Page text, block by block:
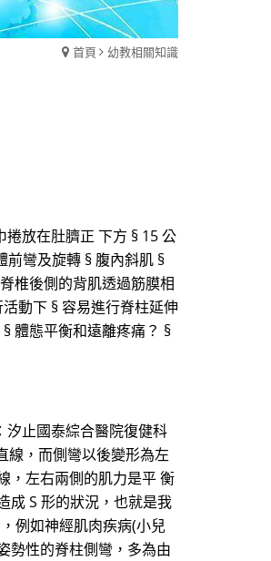
首頁 幼教相關知識
放在肚臍正 下方 § 15 公
前彎及旋轉 § 腹內斜肌 §
椎後側的背肌透過筋膜相
動下 § 容易進行脊柱延伸
體態平衡和遠離疼痛？ §
汐止國泰綜合醫院復健科
線，而側彎以後變形為左
，左右兩側的肌力是平 衡
成 S 形的狀況，也就是我
例如神經肌肉疾病(小兒
勢性的脊柱側彎，多為由